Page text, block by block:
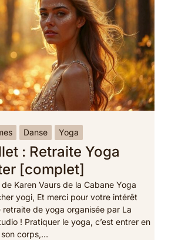
Danse Yoga
: Retraite Yoga
[complet]
Karen Vaurs de la Cabane Yoga
yogi, Et merci pour votre intérêt
retraite de yoga organisée par La
! Pratiquer le yoga, c’est entrer en
corps,…